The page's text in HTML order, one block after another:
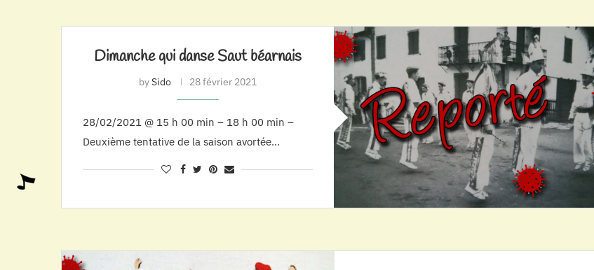
Dimanche qui danse Saut béarnais
bySido 28 février 2021
28/02/2021 @ 15 h 00 min – 18 h 00 min –
Deuxième tentative de la saison avortée…